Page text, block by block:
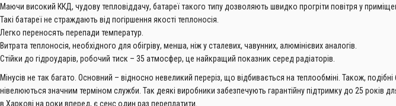
Маючи високий ККД, чудову тепловіддачу, батареї такого типу дозволяють швидко прогріти повітря у
Такі батареї не страждають від погіршення якості теплоносія.
Легко переносять перепади температур.
Витрата теплоносія, необхідного для обігріву, менша, ніж у сталевих, чавунних, алюмінієвих аналогів.
Стійки до гідроударів, робочий тиск – 35 атмосфер, це найкращий показник серед радіаторів.
Мінусів не так багато. Основний – відносно невеликий переріз, що відбивається на теплообміні. Також,
нівелюються значним терміном служби. Так деякі виробники забезпечують гарантійну підтримку до 25 років
в Харкові на роки вперед, є сенс один раз переплатити.